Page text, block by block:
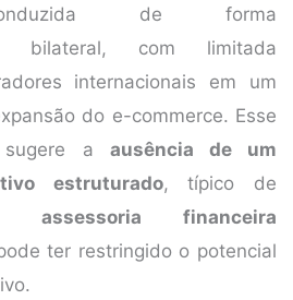
de forma
bilateral, com limitada
internacionais em um
do e-commerce. Esse
a ausência de um
estruturado, típico de
assessoria financeira
ter restringido o potencial